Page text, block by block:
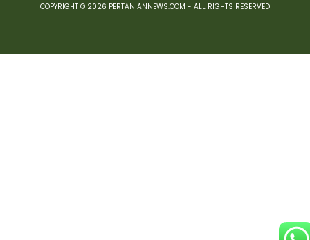
COPYRIGHT © 2026 PERTANIANNEWS.COM - ALL RIGHTS RESERVED